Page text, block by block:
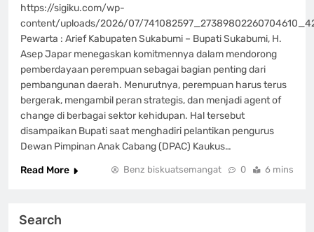
https://sigiku.com/wp-
content/uploads/2026/07/
Pewarta : Arief Kabupaten Sukabumi – Bupati Sukabumi, H.
Asep Japar menegaskan komitmennya dalam mendorong
pemberdayaan perempuan sebagai bagian penting dari
pembangunan daerah. Menurutnya, perempuan harus terus
bergerak, mengambil peran strategis, dan menjadi agent of
change di berbagai sektor kehidupan. Hal tersebut
disampaikan Bupati saat menghadiri pelantikan pengurus
Dewan Pimpinan Anak Cabang (DPAC) Kaukus…
Read More
Benz biskuatsemangat 0 6 mins
Search